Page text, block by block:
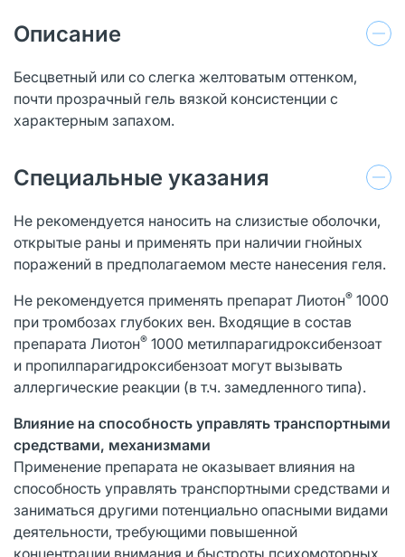
Описание
Бесцветный или со слегка желтоватым оттенком,
почти прозрачный гель вязкой консистенции с
характерным запахом.
Специальные указания
Не рекомендуется наносить на слизистые оболочки,
открытые раны и применять при наличии гнойных
поражений в предполагаемом месте нанесения геля.
Не рекомендуется применять препарат Лиотон® 1000
при тромбозах глубоких вен. Входящие в состав
препарата Лиотон® 1000 метилпарагидроксибензоат
и пропилпарагидроксибензоат могут вызывать
аллергические реакции (в т.ч. замедленного типа).
Влияние на способность управлять транспортными
средствами, механизмами
Применение препарата не оказывает влияния на
способность управлять транспортными средствами и
заниматься другими потенциально опасными видами
деятельности, требующими повышенной
концентрации внимания и быстроты психомоторных